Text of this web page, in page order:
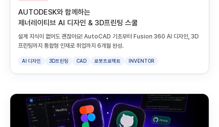
AUTODESK와 함께하는
제너레이티브 AI 디자인 & 3D프린팅 스쿨
설계 지식이 없어도 괜찮아요! AutoCAD 기초부터 Fusion 360 AI 디자인, 3D
프린팅까지 통합형 인재로 취업까지 6개월 완성.
AI 디자인 3D프린팅 CAD 로봇프로젝트 INVENTOR